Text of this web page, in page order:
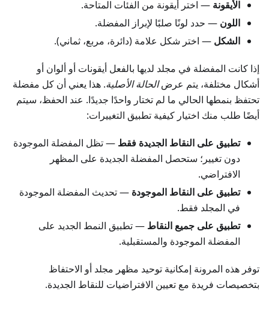
الأيقونة — اختر أيقونة من الفئات المتاحة.
اللون — حدد لونًا صلبًا لإبراز المفضلة.
الشكل — اختر شكل علامة (دائرة، مربع، ثماني).
إذا كانت المفضلة في مجلد لديها بالفعل أيقونات أو ألوان أو
أشكال مختلفة، يتم عرضالحالة الأصلية. هذا يعني أن كل مفضلة
تحتفظ بنمطها الحالي ما لم تختار واحدًا جديدًا. عند الحفظ، سيتم
أيضًا طلب منك اختيار كيفية تطبيق التغييرات:
تطبيق على النقاط الجديدة فقط — تظل المفضلة الموجودة
دون تغيير؛ ستحصل المفضلة الجديدة على المظهر
الافتراضي.
تطبيق على النقاط الموجودة — تحديث المفضلة الموجودة
في المجلد فقط.
تطبيق على جميع النقاط — تطبيق النمط الجديد على
المفضلة الموجودة والمستقبلية.
توفر هذه المرونة إمكانية توحيد مظهر مجلد أو الاحتفاظ
بتخصيصات فريدة مع تعيين الافتراضيات للنقاط الجديدة.